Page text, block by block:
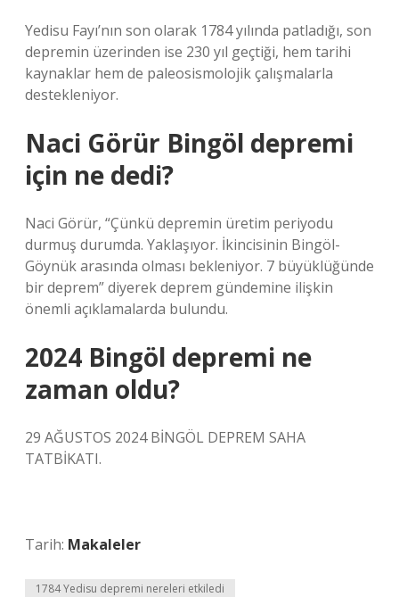
Yedisu Fayı’nın son olarak 1784 yılında patladığı, son
depremin üzerinden ise 230 yıl geçtiği, hem tarihi
kaynaklar hem de paleosismolojik çalışmalarla
destekleniyor.
Naci Görür Bingöl depremi
için ne dedi?
Naci Görür, “Çünkü depremin üretim periyodu
durmuş durumda. Yaklaşıyor. İkincisinin Bingöl-
Göynük arasında olması bekleniyor. 7 büyüklüğünde
bir deprem” diyerek deprem gündemine ilişkin
önemli açıklamalarda bulundu.
2024 Bingöl depremi ne
zaman oldu?
29 AĞUSTOS 2024 BİNGÖL DEPREM SAHA
TATBİKATI.
Tarih: Makaleler
1784 Yedisu depremi nereleri etkiledi